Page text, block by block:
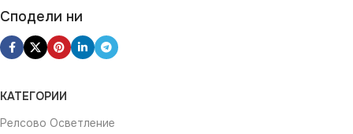
Сподели ни
КАТЕГОРИИ
Релсово Осветление